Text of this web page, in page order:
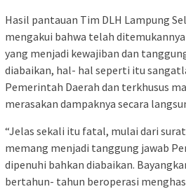
Hasil pantauan Tim DLH Lampung
mengakui bahwa telah
yang menjadi kewajiban dan
diabaikan, hal- hal seperti itu
Pemerintah Daerah dan terkhusus
merasakan dampaknya secara
“Jelas sekali itu fatal, mulai dari
memang menjadi tanggung jawab
dipenuhi bahkan diabaikan.
bertahun- tahun beroperasi